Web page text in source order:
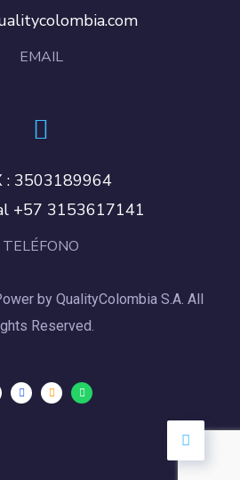
EMAIL
: 3503189964
+57 3153617141
TELÉFONO
by QualityColombia S.A. All
Reserved.